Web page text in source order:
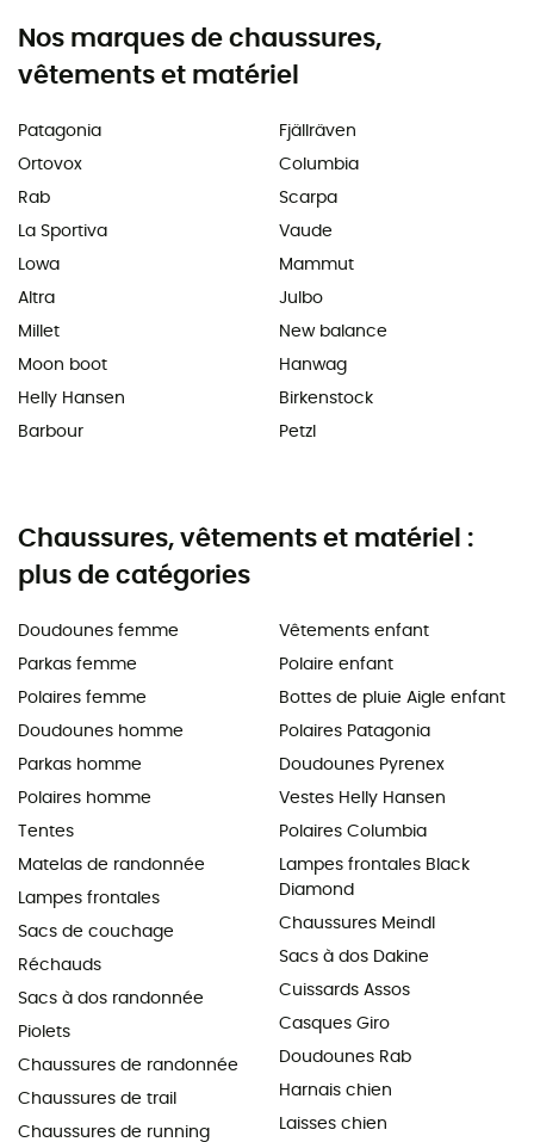
Nos marques de chaussures,
vêtements et matériel
Patagonia
Ortovox
Rab
La Sportiva
Lowa
Altra
Millet
Moon boot
Helly Hansen
Barbour
Fjällräven
Columbia
Scarpa
Vaude
Mammut
Julbo
New balance
Hanwag
Birkenstock
Petzl
Chaussures, vêtements et matériel :
plus de catégories
Doudounes femme
Parkas femme
Polaires femme
Doudounes homme
Parkas homme
Polaires homme
Tentes
Matelas de randonnée
Lampes frontales
Sacs de couchage
Réchauds
Sacs à dos randonnée
Piolets
Chaussures de randonnée
Chaussures de trail
Chaussures de running
Vêtements enfant
Polaire enfant
Bottes de pluie Aigle enfant
Polaires Patagonia
Doudounes Pyrenex
Vestes Helly Hansen
Polaires Columbia
Lampes frontales Black
Diamond
Chaussures Meindl
Sacs à dos Dakine
Cuissards Assos
Casques Giro
Doudounes Rab
Harnais chien
Laisses chien